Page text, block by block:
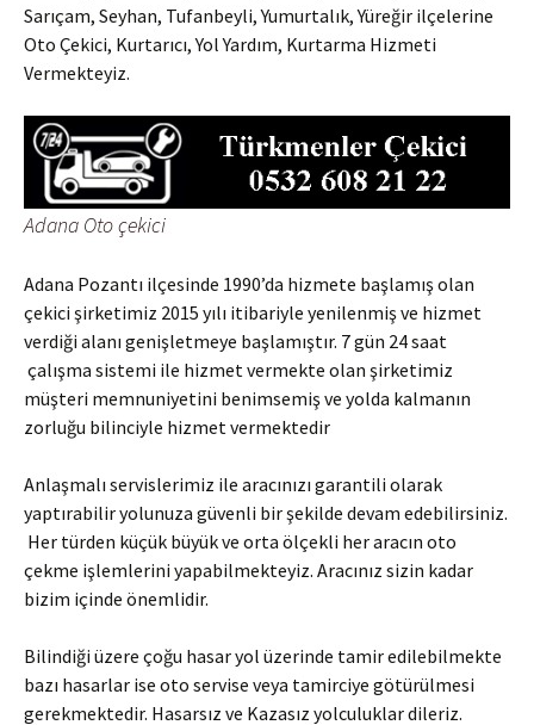
Sarıçam, Seyhan, Tufanbeyli‎, Yumurtalık‎, Yüreğir ilçelerine
Oto Çekici, Kurtarıcı, Yol Yardım, Kurtarma Hizmeti
Vermekteyiz.
Adana Oto çekici
Adana Pozantı ilçesinde 1990’da hizmete başlamış olan
çekici şirketimiz 2015 yılı itibariyle yenilenmiş ve hizmet
verdiği alanı genişletmeye başlamıştır. 7 gün 24 saat
çalışma sistemi ile hizmet vermekte olan şirketimiz
müşteri memnuniyetini benimsemiş ve yolda kalmanın
zorluğu bilinciyle hizmet vermektedir
Anlaşmalı servislerimiz ile aracınızı garantili olarak
yaptırabilir yolunuza güvenli bir şekilde devam edebilirsiniz.
Her türden küçük büyük ve orta ölçekli her aracın oto
çekme işlemlerini yapabilmekteyiz. Aracınız sizin kadar
bizim içinde önemlidir.
Bilindiği üzere çoğu hasar yol üzerinde tamir edilebilmekte
bazı hasarlar ise oto servise veya tamirciye götürülmesi
gerekmektedir. Hasarsız ve Kazasız yolculuklar dileriz.